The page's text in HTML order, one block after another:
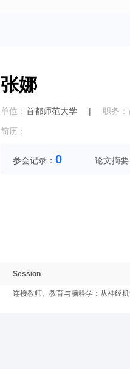
张娜
单位： 首都师范大学 | 职务：
简历：
参会记录： 0 论文摘
Session
连接教师、教育与脑科学：从神经